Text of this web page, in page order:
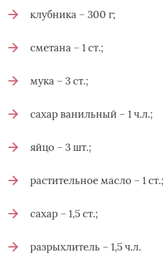
клубника – 300 г;
сметана – 1 ст.;
мука – 3 ст.;
сахар ванильный – 1 ч.л.;
яйцо – 3 шт.;
растительное масло – 1 ст.;
сахар – 1,5 ст.;
разрыхлитель – 1,5 ч.л.